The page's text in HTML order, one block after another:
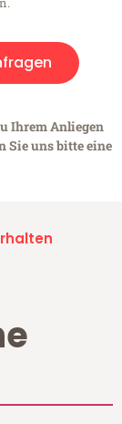
Ihrem Anliegen
Sie uns bitte eine